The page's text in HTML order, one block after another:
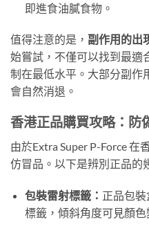
即進食油膩食物。
值得注意的是， 副作用的出
始嘗試，不僅可以找到最適
制在最低水平。大部分副作
會自然消退。
香港正品購買攻略：防
由於Extra Super P-Force
仿冒品。以下是辨別正品的
包裝雷射標籤： 正品包
標籤，傾斜角度可見顏色